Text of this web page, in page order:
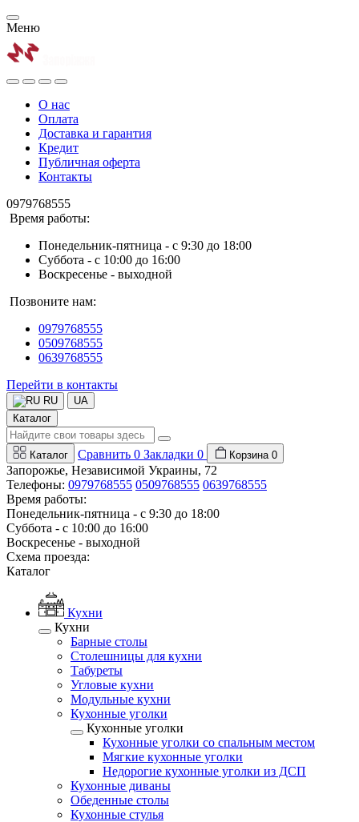
Меню
О нас
Оплата
Доставка и гарантия
Кредит
Публичная оферта
Контакты
0979768555
Время работы:
Понедельник-пятница - с 9:30 до 18:00
Суббота - с 10:00 до 16:00
Воскресенье - выходной
Позвоните нам:
0979768555
0509768555
0639768555
Перейти в контакты
RU
UA
Каталог
Каталог Сравнить 0 Закладки 0 Корзина 0
Запорожье, Независимой Украины, 72
Телефоны: 0979768555 0509768555 0639768555
Время работы:
Понедельник-пятница - с 9:30 до 18:00
Суббота - с 10:00 до 16:00
Воскресенье - выходной
Схема проезда:
Каталог
Кухни
Кухни
Барные столы
Столешницы для кухни
Табуреты
Угловые кухни
Модульные кухни
Кухонные уголки
Кухонные уголки
Кухонные уголки со спальным местом
Мягкие кухонные уголки
Недорогие кухонные уголки из ДСП
Кухонные диваны
Обеденные столы
Кухонные стулья